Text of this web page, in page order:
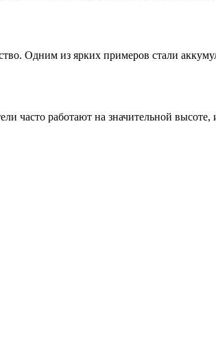
Одним из ярких примеров стали
часто работают на значительной